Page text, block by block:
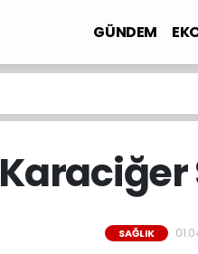
GÜNDEM
Karaciğer
SAĞLIK